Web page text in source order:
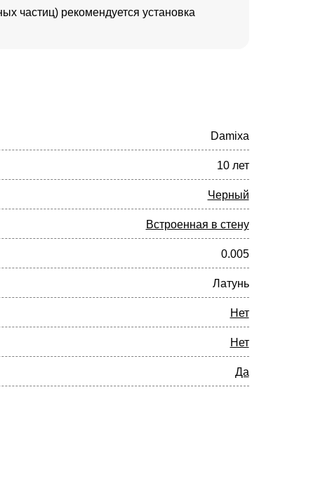
частиц) рекомендуется установка
Damixa
10 лет
Черный
Встроенная в стену
0.005
Латунь
Нет
Нет
Да